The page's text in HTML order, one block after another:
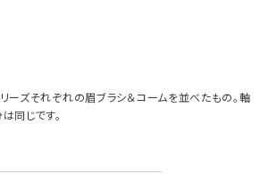
ズそれぞれの眉ブラシ＆コームを並べたもの。軸
同じです。